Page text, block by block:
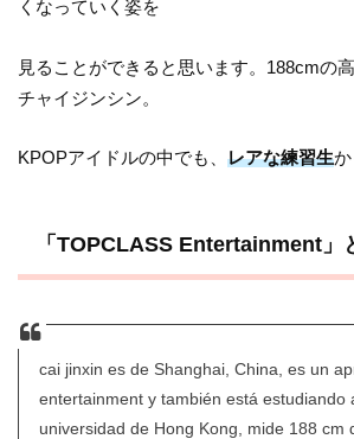
くなっていく姿を
見ることができると思います。188cmの
チャイジンシン。
KPOPアイドルの中でも、レアな練習生か
「TOPCLASS Entertainment」
cai jinxin es de Shanghai, China, es un
entertainment y también está estudiando
universidad de Hong Kong, mide 188 cm